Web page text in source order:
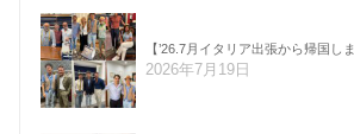
【’26.7月イタリア出張から帰国し
2026年7月19日